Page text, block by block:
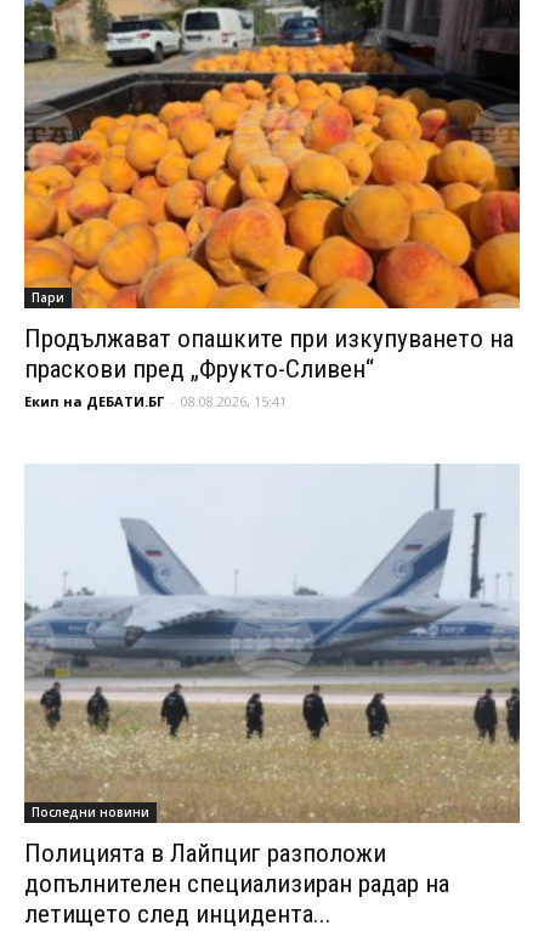
Пари
Продължават опашките при изкупуването на
праскови пред „Фрукто-Сливен“
Екип на ДЕБАТИ.БГ - 08.08.2026, 15:41
Последни новини
Полицията в Лайпциг разположи
допълнителен специализиран радар на
летището след инцидента...